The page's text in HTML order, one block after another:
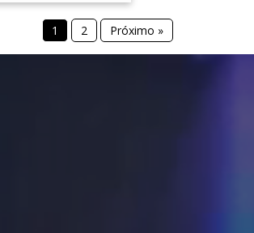
1 2 Próximo »